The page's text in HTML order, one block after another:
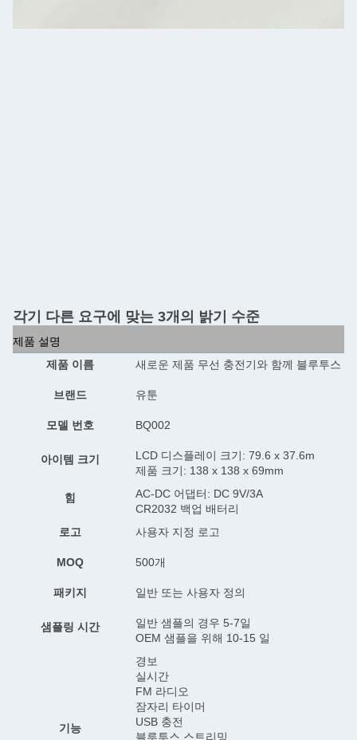
각기 다른 요구에 맞는 3개의 밝기 수준
제품 설명
제품 이름
새로운 제품 무선 충전기와 함께 블루투스
브랜드 유툰
모델 번호 BQ002
아이템 크기
LCD 디스플레이 크기: 79.6 x 37.6m
제품 크기: 138 x 138 x 69mm
힘
AC-DC 어댑터: DC 9V/3A
CR2032 백업 배터리
로고
사용자 지정 로고
MOQ 500개
패키지 일반 또는 사용자 정의
샘플링 시간
일반 샘플의 경우 5-7일
OEM 샘플을 위해 10-15 일
기능
경보
실시간
FM 라디오
잠자리 타이머
USB 충전
블루투스 스트리밍